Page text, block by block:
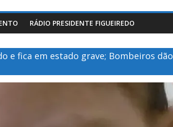
RÁDIO PRESIDENTE FIGUEIREDO
e fica em estado grave; Bombeiros dão